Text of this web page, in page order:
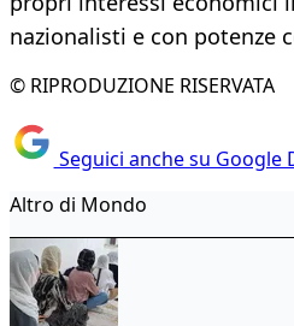
nazionalisti e con potenze
© RIPRODUZIONE RISERVATA
Seguici anche su Google
Altro di Mondo